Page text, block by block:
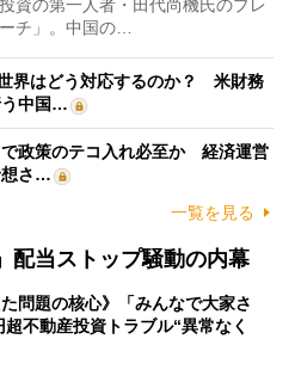
資の第一人者・田代尚機氏のプレ
チ」。中国の…
界はどう対応するのか？ 米財務
う中国…
政策のテコ入れ必至か 経済運営
想さ…
一覧を見る
配当ストップ騒動の内幕
た問題の核心》「みんなで大家さ
不動産投資トラブル“異常なく